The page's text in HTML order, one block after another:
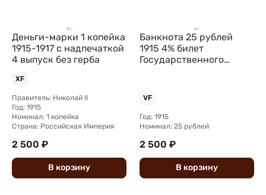
Деньги-марки 1 копейка
1915-1917 с надпечаткой
4 выпуск без герба
XF
Правитель: Николай II
Год: 1915
Номинал: 1 копейка
Страна: Российская Империя
2 500 ₽
В корзину
Банкнота 25 рублей
1915 4% билет
Государственного
VF
Год: 1915
Номинал: 25 рублей
2 500 ₽
В корзину